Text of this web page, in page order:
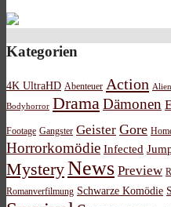
Kategorien
4K UltraHD Abenteuer Action Alien
Bodyhorror Drama Dämonen
Footage Gangster Geister Gore
Horrorkomödie Infected
MysteryNews Preview
Romanverfilmung Schwarze Komödie